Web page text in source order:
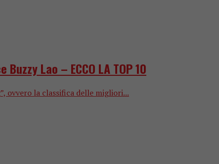
Lao – ECCO LA TOP 10
ovvero la classifica delle migliori...